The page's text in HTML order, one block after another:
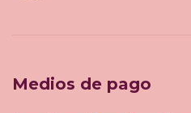
Medios de pago